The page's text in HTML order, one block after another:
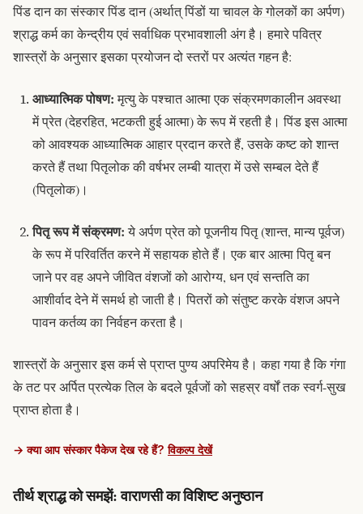
पिंड दान का संस्कारपिंड दान(अर्थात्पिंडोंयाचावल के गोलकोंका अर्पण)
श्राद्धकर्म का केन्द्रीय एवं सर्वाधिक प्रभावशाली अंग है। हमारे पवित्र
शास्त्रों के अनुसार इसका प्रयोजन दो स्तरों पर अत्यंत गहन है:
आध्यात्मिक पोषण:मृत्यु के पश्चात आत्मा एक संक्रमणकालीन अवस्था
मेंप्रेत(देहरहित, भटकती हुई आत्मा) के रूप में रहती है।पिंडइस आत्मा
को आवश्यक आध्यात्मिक आहार प्रदान करते हैं, उसके कष्ट को शान्त
करते हैं तथा पितृलोक की वर्षभर लम्बी यात्रा में उसे सम्बल देते हैं
(पितृलोक)।
पितृ रूप में संक्रमण:ये अर्पणप्रेतको पूजनीयपितृ(शान्त, मान्य पूर्वज)
के रूप में परिवर्तित करने में सहायक होते हैं। एक बार आत्मापितृबन
जाने पर वह अपने जीवित वंशजों को आरोग्य, धन एवं सन्तति का
आशीर्वाद देने में समर्थ हो जाती है।पितरोंको संतुष्ट करके वंशज अपने
पावन कर्तव्य का निर्वहन करता है।
शास्त्रों के अनुसार इस कर्म से प्राप्त पुण्य अपरिमेय है। कहा गया है कि गंगा
के तट पर अर्पित प्रत्येकतिलके बदले पूर्वजों को सहस्र वर्षों तक स्वर्ग-सुख
प्राप्त होता है।
→ क्या आप संस्कार पैकेज देख रहे हैं?विकल्प देखें
तीर्थ श्राद्ध को समझें: वाराणसी का विशिष्ट अनुष्ठान